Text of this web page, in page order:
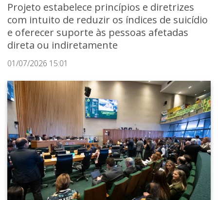
Projeto estabelece princípios e diretrizes
com intuito de reduzir os índices de suicídio
e oferecer suporte às pessoas afetadas
direta ou indiretamente
01/07/2026 15:01